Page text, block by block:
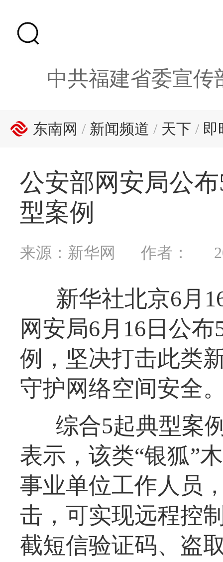
中共福建省委宣传
东南网 / 新闻频道 / 天下 / 即
公安部网安局公
型案例
来源：新华网 作者：
新华社北京6月
网安局6月16日公
例，坚决打击此类
守护网络空间安全
综合5起典型案
表示，该类“银狐”
事业单位工作人员
击，可实现远程控
截短信验证码、盗